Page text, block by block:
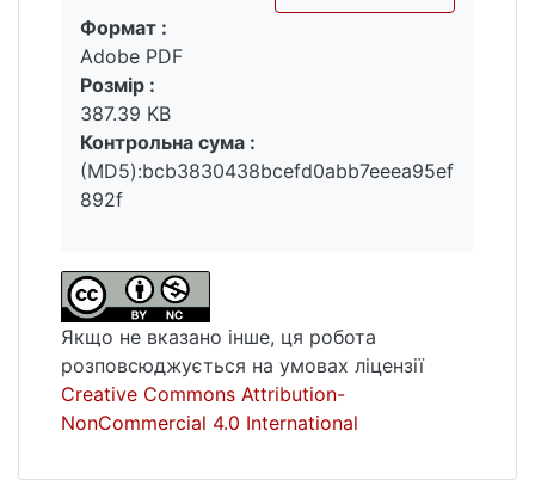
життєвого шляху продукують нові
причинно-наслідкові зв’язки в конкретній
чи декількох його сферах.
Ключові слова: життєва траєкторія,
життєва стратегія, життєвий шлях
Вантажиться...
Формат :
Adobe PDF
Розмір :
387.39 KB
Контрольна сума :
(MD5):bcb3830438bcefd0abb7eeea95ef
892f
Якщо не вказано інше, ця робота
розповсюджується на умовах ліцензії
Creative Commons Attribution-
NonCommercial 4.0 International